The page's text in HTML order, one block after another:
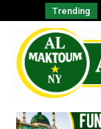
Trending